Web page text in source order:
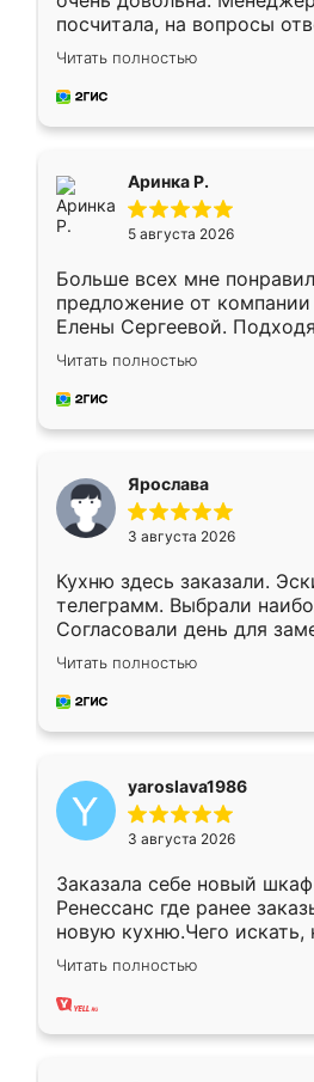
посчитала, на вопросы
Замерщик приехал в
делу со всей
за день, ребята работали
Читать полностью
Аринка Р.
5 августа 2026
Больше всех мне
предложение от компании
Елены Сергеевой.
короткие сроки
для замера сотрудник
предложил по моему
Читать полностью
Ярослава
3 августа 2026
Кухню здесь заказали.
телеграмм. Выбрали
Согласовали день для
недели кухня была уже
довольны работой.
мебель за качественную
Читать полностью
yaroslava1986
3 августа 2026
Заказала себе новый
Ренессанс где ранее
новую кухню.Чего искать,
вполне довольна. Служит
два года, нареканий нет.
Читать полностью